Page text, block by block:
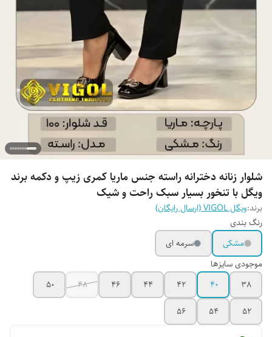
شلوار زنانه دخترانه راسته جنس ماریا کمری زیپ و دکمه برند
ویگل با تنخور بسیار سبک راحت و شیک
برند:ویگل VIGOL (ارسال رایگان)
رنگ بندی
مشکی
سرمه ای
موجودی سایزها
38
40
42
44
46
48
50
52
54
56